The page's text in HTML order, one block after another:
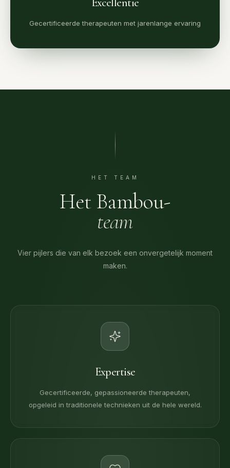
Gecertificeerde therapeuten met jarenlange ervaring
HET TEAM
Het Bambou-
team
Vier pijlers die van elk bezoek een onvergetelijk moment
maken.
Expertise
Gecertificeerde, gepassioneerde therapeuten,
opgeleid in traditionele technieken uit de hele wereld.